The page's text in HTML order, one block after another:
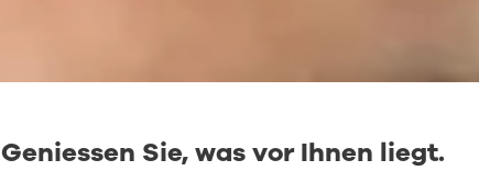
Geniessen Sie, was vor Ihnen liegt.